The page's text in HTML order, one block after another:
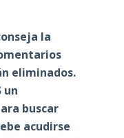
la
eliminados.
un
buscar
acudirse